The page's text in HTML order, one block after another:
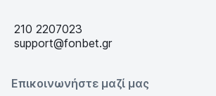
210 2207023
support@fonbet.gr
Επικοινωνήστε μαζί μας